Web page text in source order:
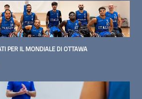
PER IL MONDIALE DI OTTAWA